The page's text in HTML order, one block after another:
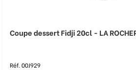
Coupe dessert Fidji 20cl - LA
Réf. 00J929